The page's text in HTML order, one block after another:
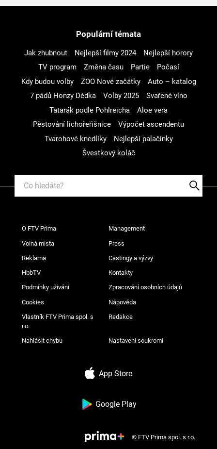
Populární témata
Jak zhubnout Nejlepší filmy 2024
Nejlepší horory
TV program
Změna času Partie
Počasí
Kdy budou volby
ZOO Nové začátky
Auto – katalog
7 pádů Honzy Dědka
Volby 2025
Svařené víno
Tatarák podle Pohlreicha
Aloe vera
Pěstování lichořeřišnice
Výpočet ascendentu
Tvarohové knedlíky
Nejlepší palačinky
Švestkový koláč
O FTV Prima Management
Volná místa Press
Reklama Castingy a výzvy
HbbTV Kontakty
Podmínky užívání Zpracování osobních údajů
Cookies Nápověda
Vlastník FTV Prima spol. s
r.o.
Redakce
Nahlásit chybu Nastavení soukromí
App Store
Google Play
© FTV Prima spol. s r.o.